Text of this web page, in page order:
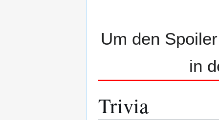
Um den
in
Trivia